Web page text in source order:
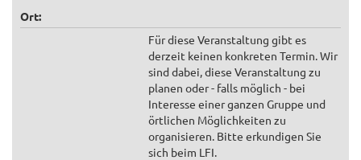
Ort:
Für diese Veranstaltung gibt es
derzeit keinen konkreten Termin. Wir
sind dabei, diese Veranstaltung zu
planen oder - falls möglich - bei
Interesse einer ganzen Gruppe und
örtlichen Möglichkeiten zu
organisieren. Bitte erkundigen Sie
sich beim LFI.